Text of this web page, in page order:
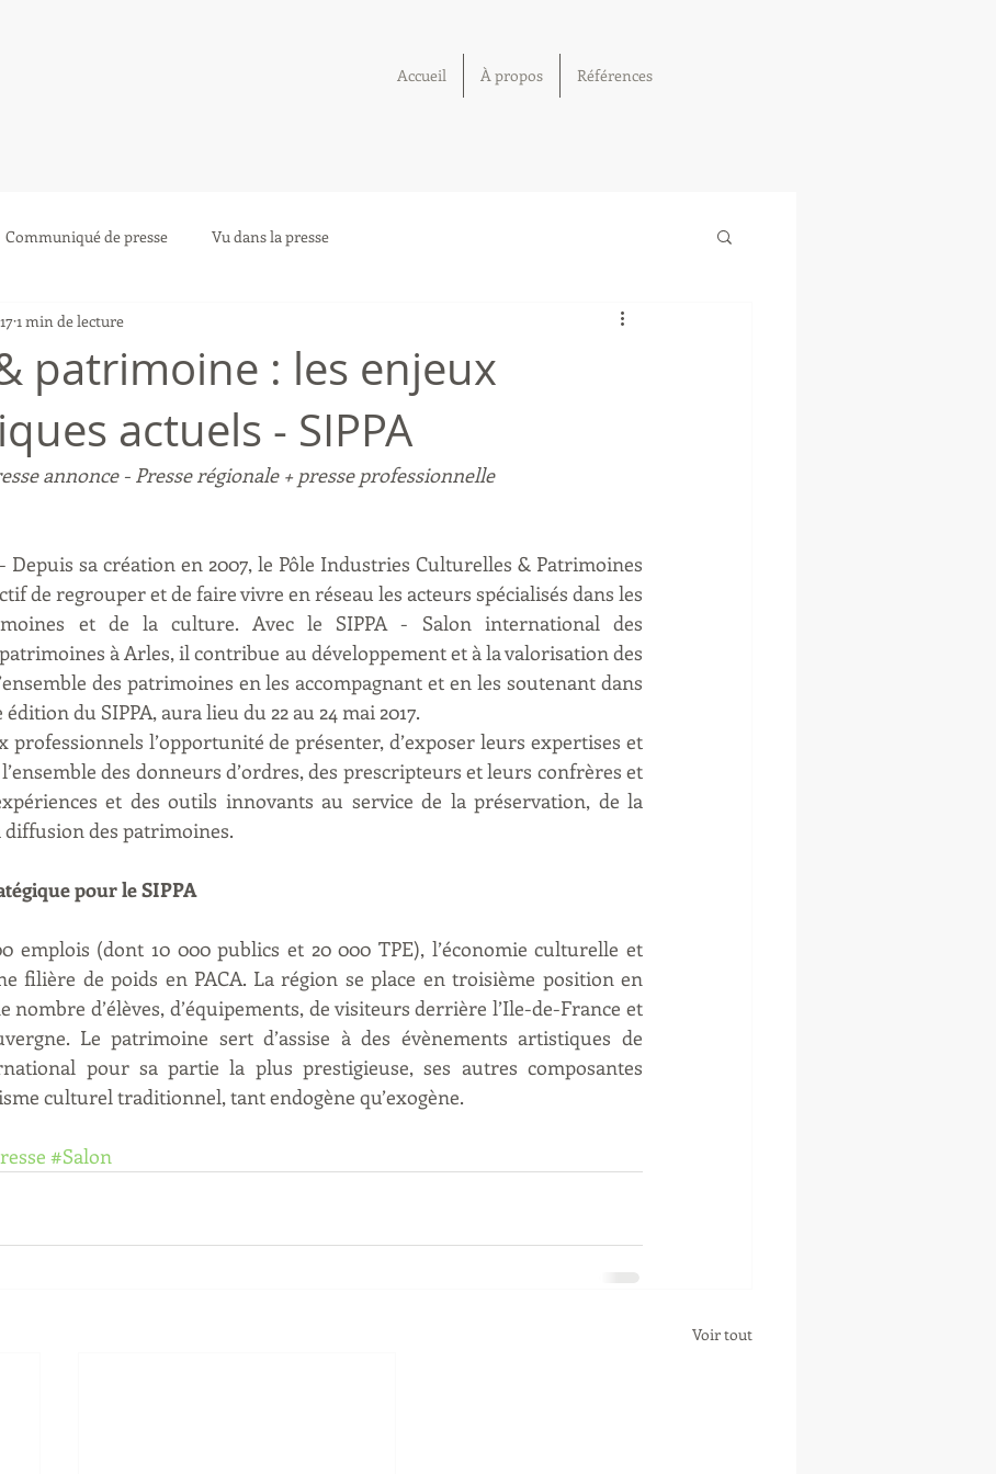
Accueil À propos Références
Communiqué de presse Vu dans la presse
patrimoine : les enjeux
actuels - SIPPA
1 min de lecture
annonce - Presse régionale + presse professionnelle
Depuis sa création en 2007, le Pôle Industries Culturelles & Patrimoines
de regrouper et de faire vivre en réseau les acteurs spécialisés dans les
et de la culture. Avec le SIPPA - Salon international des
à Arles, il contribue au développement et à la valorisation des
des patrimoines en les accompagnant et en les soutenant dans
du SIPPA, aura lieu du 22 au 24 mai 2017.
professionnels l’opportunité de présenter, d’exposer leurs expertises et
des donneurs d’ordres, des prescripteurs et leurs confrères et
et des outils innovants au service de la préservation, de la
des patrimoines.
pour le SIPPA
emplois (dont 10 000 publics et 20 000 TPE), l’économie culturelle et
filière de poids en PACA. La région se place en troisième position en
nombre d’élèves, d’équipements, de visiteurs derrière l’Ile-de-France et
Le patrimoine sert d’assise à des évènements artistiques de
pour sa partie la plus prestigieuse, ses autres composantes
culturel traditionnel, tant endogène qu’exogène.
#Salon
Voir tout